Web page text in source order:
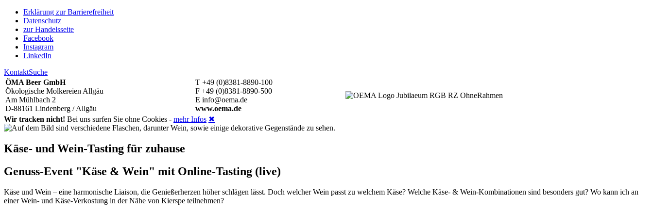
Erklärung zur Barrierefreiheit
Datenschutz
zur Handelsseite
Facebook
Instagram
LinkedIn
KontaktSuche
ÖMA Beer GmbH
Ökologische Molkereien Allgäu
Am Mühlbach 2
D-88161 Lindenberg / Allgäu
T +49 (0)8381-8890-100
F +49 (0)8381-8890-500
E info@oema.de
www.oema.de
Wir tracken nicht! Bei uns surfen Sie ohne Cookies - mehr Infos ✖
Käse- und Wein-Tasting für zuhause
Genuss-Event "Käse & Wein" mit Online-Tasting (live)
Käse und Wein – eine harmonische Liaison, die Genießerherzen höher schlägen lässt. Doch welcher Wein passt zu welchem Käse? Welche Käse- & Wein-Kombinationen sind besonders gut? Wo kann ich an
einer Wein- und Käse-Verkostung in der Nähe von Kierspe teilnehmen?